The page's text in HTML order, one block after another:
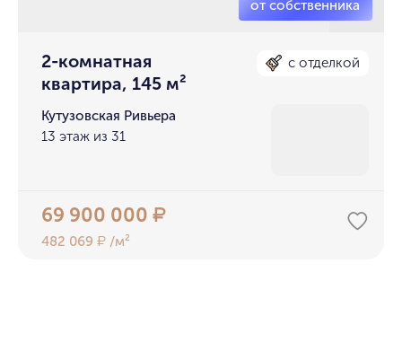
2-комнатная
квартира, 145 м²
с отделкой
Кутузовская Ривьера
13 этаж из 31
69 900 000₽
482 069₽ /м²